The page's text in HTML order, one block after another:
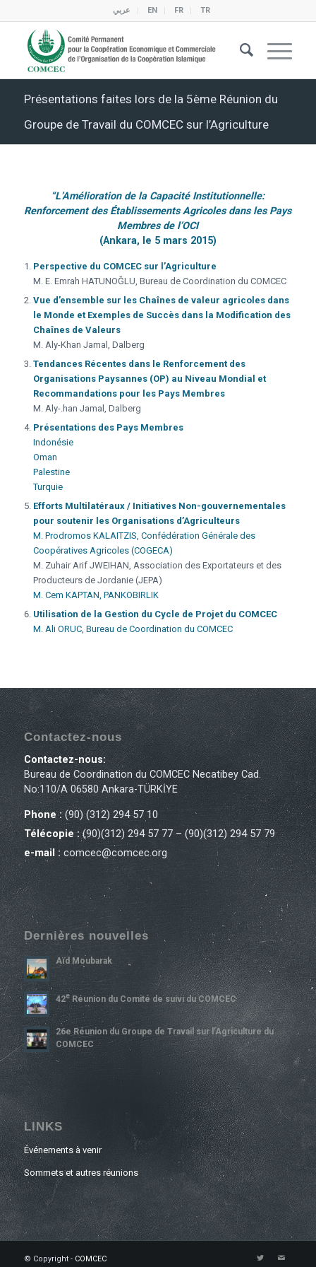
عربي EN FR TR
Présentations faites lors de la 5ème Réunion du
Groupe de Travail du COMCEC sur l’Agriculture
“L’Amélioration de la Capacité Institutionnelle:
Renforcement des Établissements Agricoles dans les Pays
Membres de l’OCI
(Ankara, le 5 mars 2015)
Perspective du COMCEC sur l’Agriculture
M. E. Emrah HATUNOĞLU, Bureau de Coordination du COMCEC
Vue d’ensemble sur les Chaînes de valeur agricoles dans
le Monde et Exemples de Succès dans la Modification des
Chaînes de Valeurs
M. Aly-Khan Jamal, Dalberg
Tendances Récentes dans le Renforcement des
Organisations Paysannes (OP) au Niveau Mondial et
Recommandations pour les Pays Membres
M. Aly-.han Jamal, Dalberg
Présentations des Pays Membres
Indonésie
Oman
Palestine
Turquie
Efforts Multilatéraux / Initiatives Non-gouvernementales
pour soutenir les Organisations d’Agriculteurs
M. Prodromos KALAITZIS, Confédération Générale des
Coopératives Agricoles (COGECA)
M. Zuhair Arif JWEIHAN, Association des Exportateurs et des
Producteurs de Jordanie (JEPA)
M. Cem KAPTAN, PANKOBIRLIK
Utilisation de la Gestion du Cycle de Projet du COMCEC
M. Ali ORUC, Bureau de Coordination du COMCEC
Contactez-nous
Contactez-nous:
Bureau de Coordination du COMCEC Necatibey Cad.
No:110/A 06580 Ankara-TÜRKİYE
Phone :(90) (312) 294 57 10
Télécopie :(90)(312) 294 57 77 – (90)(312) 294 57 79
e-mail : comcec@comcec.org
Dernières nouvelles
Aïd Moubarak
42ERéunion du Comité de suivi du COMCEC
26e Réunion du Groupe de Travail sur l’Agriculture du
COMCEC
LINKS
Événements à venir
Sommets et autres réunions
© Copyright - COMCEC